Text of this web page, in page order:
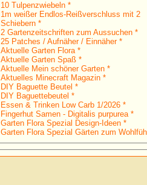
10 Tulpenzwiebeln *
1m weißer Endlos-Reißverschluss mit 2
Schiebern *
2 Gartenzeitschriften zum Aussuchen *
25 Patches / Aufnäher / Einnäher *
Aktuelle Garten Flora *
Aktuelle Garten Spaß *
Aktuelle Mein schöner Garten *
Aktuelles Minecraft Magazin *
DIY Baguette Beutel *
DIY Baguettebeutel *
Essen & Trinken Low Carb 1/2026 *
Fingerhut Samen - Digitalis purpurea *
Garten Flora Spezial Design-Ideen *
Garten Flora Spezial Gärten zum